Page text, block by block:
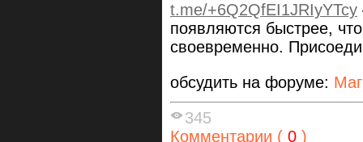
t.me/+6Q2QfEI1JRIyYTcy
появляются быстрее,
своевременно.
обсудить на форуме:
345
Комментарии ( 0 )